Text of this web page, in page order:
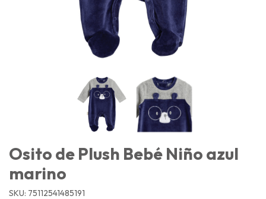
Osito de Plush Bebé Niño azul
marino
SKU: 75112541485191